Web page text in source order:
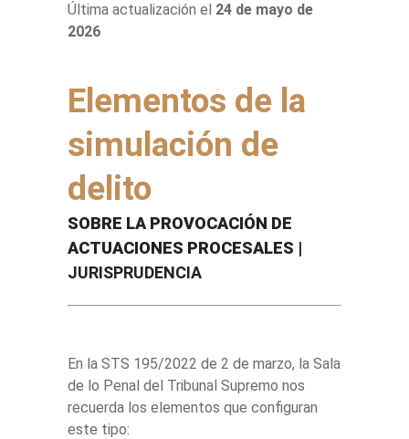
Última actualización el 24 de mayo de
2026
Elementos de la
simulación de
delito
SOBRE LA PROVOCACIÓN DE
ACTUACIONES PROCESALES |
JURISPRUDENCIA
En la STS 195/2022 de 2 de marzo, la Sala
de lo Penal del Tribunal Supremo nos
recuerda los elementos que configuran
este tipo: